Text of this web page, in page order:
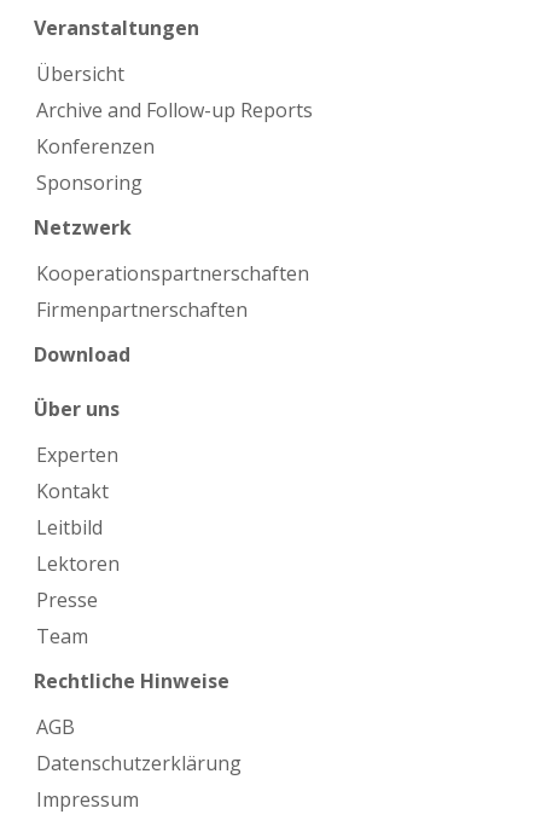
Veranstaltungen
Übersicht
Archive and Follow-up Reports
Konferenzen
Sponsoring
Netzwerk
Kooperations­partnerschaften
Firmen­partnerschaften
Download
Über uns
Experten
Kontakt
Leitbild
Lektoren
Presse
Team
Rechtliche Hinweise
AGB
Datenschutzerklärung
Impressum